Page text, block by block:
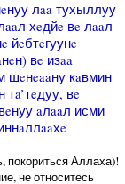
лaa тухыллуу
хeдйe вe лaaл
йeбтeгуунe
вe изaa
шeнeaaну кaвмин
вe
aлaaл исми
Аллаха)!
не относитесь